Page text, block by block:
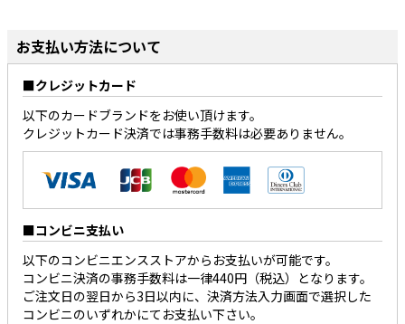
お支払い方法について
クレジットカード
以下のカードブランドをお使い頂けます。
クレジットカード決済では事務手数料は必要ありません。
コンビニ支払い
以下のコンビニエンスストアからお支払いが可能です。
コンビニ決済の事務手数料は一律440円（税込）となります。
ご注文日の翌日から3日以内に、決済方法入力画面で選択した
コンビニのいずれかにてお支払い下さい。